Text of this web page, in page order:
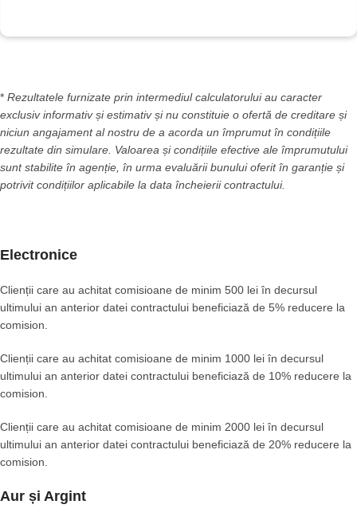
* Rezultatele furnizate prin intermediul calculatorului au caracter
exclusiv informativ și estimativ și nu constituie o ofertă de creditare și
niciun angajament al nostru de a acorda un împrumut în condițiile
rezultate din simulare. Valoarea și condițiile efective ale împrumutului
sunt stabilite în agenție, în urma evaluării bunului oferit în garanție și
potrivit condițiilor aplicabile la data încheierii contractului.
Electronice
Clienții care au achitat comisioane de minim 500 lei în decursul
ultimului an anterior datei contractului beneficiază de 5% reducere la
comision.
Clienții care au achitat comisioane de minim 1000 lei în decursul
ultimului an anterior datei contractului beneficiază de 10% reducere la
comision.
Clienții care au achitat comisioane de minim 2000 lei în decursul
ultimului an anterior datei contractului beneficiază de 20% reducere la
comision.
Aur și Argint